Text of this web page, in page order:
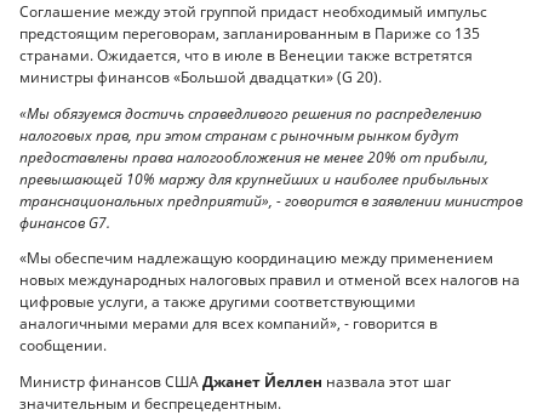
Соглашение между этой группой придаст необходимый импульс
предстоящим переговорам, запланированным в Париже со 135
странами. Ожидается, что в июле в Венеции также встретятся
министры финансов «Большой двадцатки» (G 20).
«Мы обязуемся достичь справедливого решения по распределению
налоговых прав, при этом странам с рыночным рынком будут
предоставлены права налогообложения не менее 20% от прибыли,
превышающей 10% маржу для крупнейших и наиболее прибыльных
транснациональных предприятий», - говорится в заявлении министров
финансов G7.
«Мы обеспечим надлежащую координацию между применением
новых международных налоговых правил и отменой всех налогов на
цифровые услуги, а также другими соответствующими
аналогичными мерами для всех компаний», - говорится в
сообщении.
Министр финансов СШАДжанет Йеллен назвала этот шаг
значительным и беспрецедентным.